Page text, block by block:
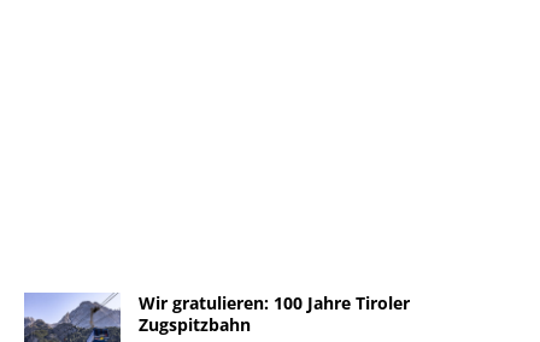
Wir gratulieren: 100 Jahre Tiroler
Zugspitzbahn